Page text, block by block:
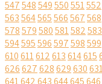
547548549550551552
563564565566567568
578579580581582583
594595596597598599
610611612613614615
626627628629630